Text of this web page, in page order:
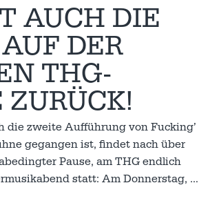
AUCH DIE
DER
THG-B
die zweite Aufführung von Fucking’
gegangen ist, findet nach über
Pause, am THG endlich
statt: Am Donnerstag, …